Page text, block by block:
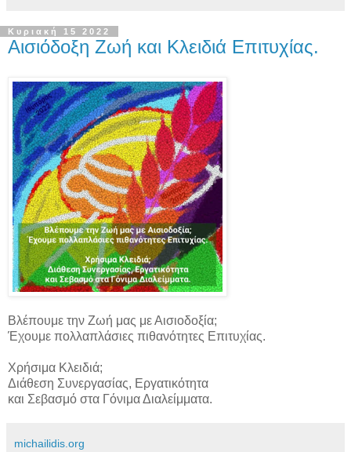
Κυριακή 15 2022
Αισιόδοξη Ζωή και Κλειδιά Επιτυχίας.
Βλέπουμε την Ζωή μας με Αισιοδοξία;
Έχουμε πολλαπλάσιες πιθανότητες Επιτυχίας.
Χρήσιμα Κλειδιά;
Διάθεση Συνεργασίας, Εργατικότητα
και Σεβασμό στα Γόνιμα Διαλείμματα.
michailidis.org